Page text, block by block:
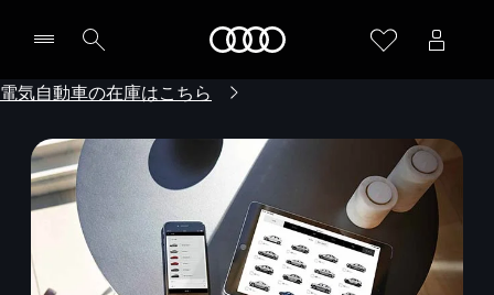
電気自動車の在庫はこちら